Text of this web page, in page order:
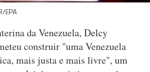
EPA
da Venezuela, Delcy
construir "uma Venezuela
mais justa e mais livre", um